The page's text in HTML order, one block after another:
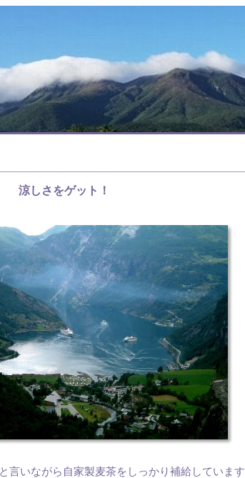
涼しさをゲット！
言いながら自家製麦茶をしっかり補給しています